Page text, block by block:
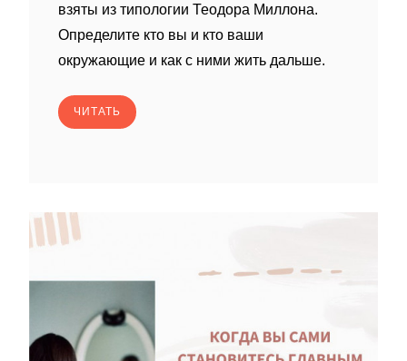
взяты из типологии Теодора Миллона.
Определите кто вы и кто ваши
окружающие и как с ними жить дальше.
ЧИТАТЬ